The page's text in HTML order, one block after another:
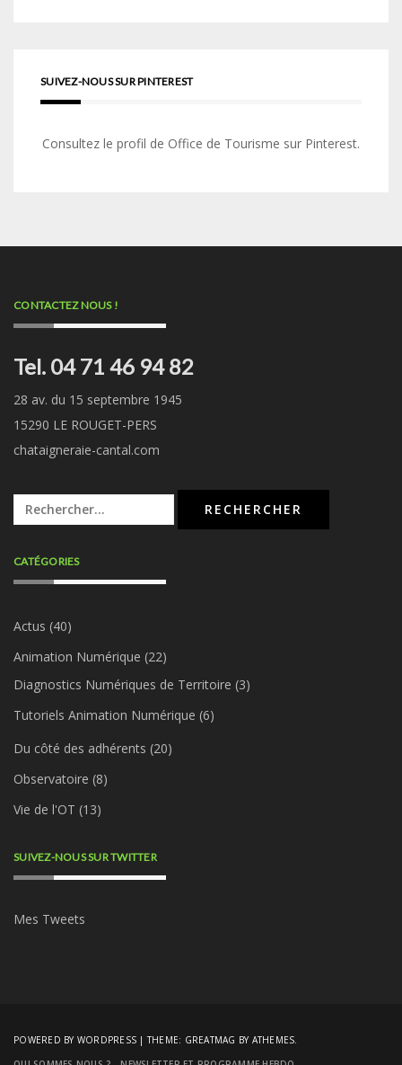
SUIVEZ-NOUS SUR PINTEREST
Consultez le profil de Office de Tourisme sur Pinterest.
CONTACTEZ NOUS !
Tel. 04 71 46 94 82
28 av. du 15 septembre 1945
15290 LE ROUGET-PERS
chataigneraie-cantal.com
Rechercher :
CATÉGORIES
Actus (40)
Animation Numérique (22)
Diagnostics Numériques de Territoire (3)
Tutoriels Animation Numérique (6)
Du côté des adhérents (20)
Observatoire (8)
Vie de l'OT (13)
SUIVEZ-NOUS SUR TWITTER
Mes Tweets
POWERED BY WORDPRESS |THEME: GREATMAG BY ATHEMES.